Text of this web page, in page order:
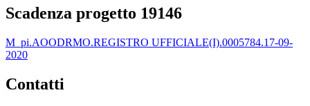
scadenza progetto 19146
m_pi.AOODRMO.REGISTRO UFFICIALE(I).0005784.17-09-
2020
contatti